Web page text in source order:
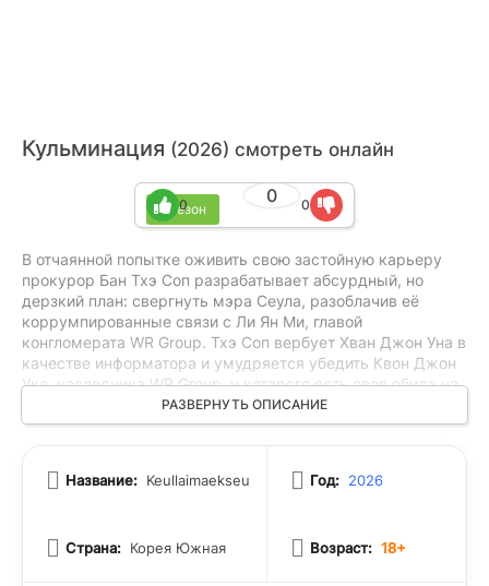
Кульминация (2026) смотреть онлайн
1 сезон
0
0 0
В отчаянной попытке оживить свою застойную карьеру
прокурор Бан Тхэ Соп разрабатывает абсурдный, но
дерзкий план: свергнуть мэра Сеула, разоблачив её
коррумпированные связи с Ли Ян Ми, главой
конгломерата WR Group. Тхэ Соп вербует Хван Джон Уна в
качестве информатора и умудряется убедить Квон Джон
Ука, наследника WR Group, у которого есть своя обида на
Ян Ми, присоединиться к его делу. Однако вскоре Тхэ Соп
оказывается в более сложной ситуации, чем ожидал
опасные секреты.
РАЗВЕРНУТЬ ОПИСАНИЕ
Название: Keullaimaekseu
Страна: Корея Южная
Год: 2026
Возраст: 18+